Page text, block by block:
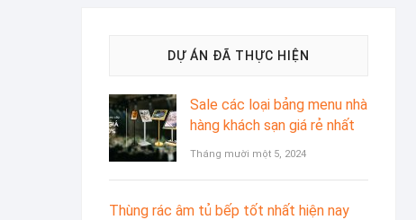
DỰ ÁN ĐÃ THỰC HIỆN
Sale các loại bảng menu nhà
hàng khách sạn giá rẻ nhất
Tháng mười một 5, 2024
Thùng rác âm tủ bếp tốt nhất hiện nay